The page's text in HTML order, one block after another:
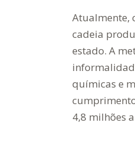
Atualmente,
cadeia
estado. A
químicas e
4,8 milhões